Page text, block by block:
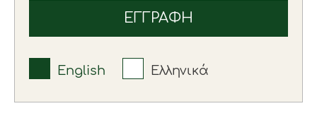
English Ελληνικά